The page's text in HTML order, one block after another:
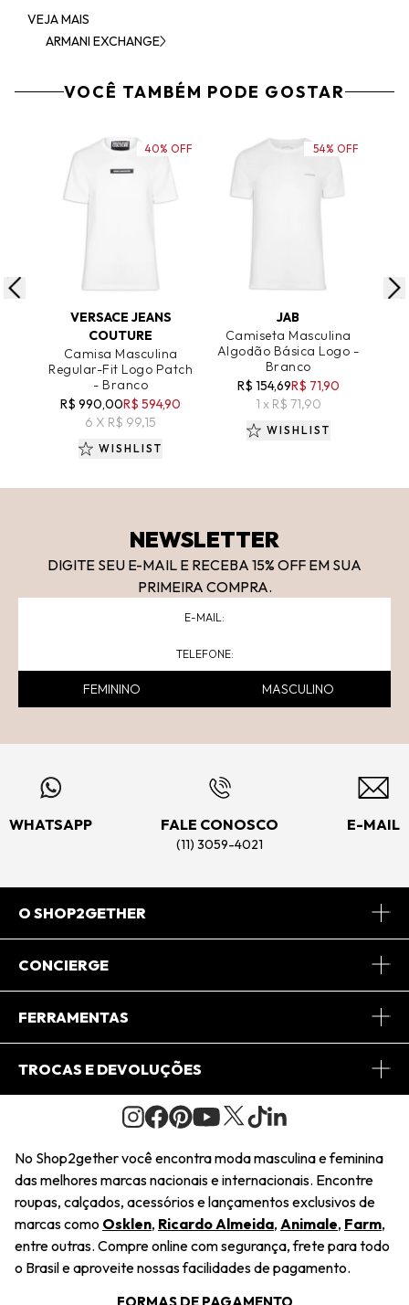
VEJA MAIS
ARMANI EXCHANGE
VOCÊ TAMBÉM PODE GOSTAR
ADICIONAR AO CARRINHO
VERSACE JEANS
COUTURE
Camisa Masculina
Regular-Fit Logo Patch
- Branco
R$ 990,00R$ 594,90
6 X R$ 99,15
40% OFF
WISHLIST
ADICIONAR AO CARRINHO
JAB
Camiseta Masculina
Algodão Básica Logo -
Branco
R$ 154,69R$ 71,90
1 x R$ 71,90
54% OFF
WISHLIST
NEWSLETTER
DIGITE SEU E-MAIL E RECEBA 15% OFF EM SUA
PRIMEIRA COMPRA.
FEMININO MASCULINO
WHATSAPP FALE CONOSCO
(11) 3059-4021
E-MAIL
O SHOP2GETHER
Sobre Nós
Journal
Saiu na Mídia
Sustentabilidade
Navegando
CONCIERGE
Central de Relacionamento
Regulamento e Promoções
FERRAMENTAS
Minha Conta
Pedido de Presente
Wishlist
TROCAS E DEVOLUÇÕES
Condições Gerais
Troca Fácil
Restituição de Pagamento
Dúvidas Frequentes
Termos e Condições
No Shop2gether você encontra moda masculina e feminina
das melhores marcas nacionais e internacionais. Encontre
roupas, calçados, acessórios e lançamentos exclusivos de
marcas como Osklen, Ricardo Almeida, Animale, Farm,
entre outras. Compre online com segurança, frete para todo
o Brasil e aproveite nossas facilidades de pagamento.